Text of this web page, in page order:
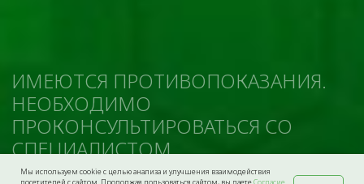
Мы используем cookie с целью анализа и улучшения взаимодействия